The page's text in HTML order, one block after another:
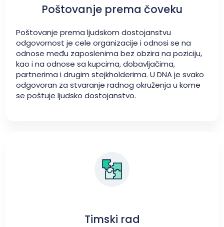
Poštovanje prema čoveku
Poštovanje prema ljudskom dostojanstvu
odgovornost je cele organizacije i odnosi se na
odnose među zaposlenima bez obzira na poziciju,
kao i na odnose sa kupcima, dobavljačima,
partnerima i drugim stejkholderima. U DNA je svako
odgovoran za stvaranje radnog okruženja u kome
se poštuje ljudsko dostojanstvo.
Timski rad